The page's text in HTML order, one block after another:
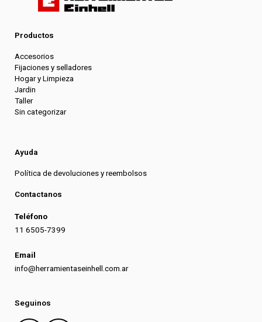
Productos
Accesorios
Fijaciones y selladores
Hogar y Limpieza
Jardin
Taller
Sin categorizar
Ayuda
Política de devoluciones y reembolsos
Contactanos
Teléfono
11 6505-7399
Email
info@herramientaseinhell.com.ar
Seguinos